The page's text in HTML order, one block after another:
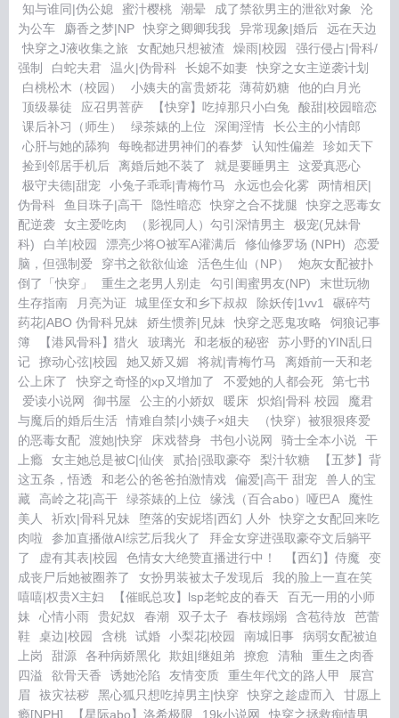
知与谁同|伪公媳
蜜汁樱桃 潮晕 成了禁欲男主的泄欲对象
沦
为公车
麝香之梦|NP 快穿之卿卿我我 异常现象|婚后
远在天边
快穿之J液收集之旅
女配她只想被渣 燥雨|校园
强行侵占|骨科/
强制
白蛇夫君 温火|伪骨科 长媳不如妻
快穿之女主逆袭计划
白桃松木（校园）
小姨夫的富贵娇花 薄荷奶糖
他的白月光
顶级暴徒
应召男菩萨 【快穿】吃掉那只小白兔
酸甜|校园暗恋
课后补习（师生）
绿茶婊的上位 深闺淫情
长公主的小情郎
心肝与她的舔狗
每晚都进男神们的春梦 认知性偏差
珍如天下
捡到邻居手机后
离婚后她不装了 就是要睡男主
这爱真恶心
极守夫德|甜宠
小兔子乖乖|青梅竹马 永远也会化雾
两情相厌|
伪骨科
鱼目珠子|高干 隐性暗恋 快穿之合不拢腿
快穿之恶毒女
配逆袭
女主爱吃肉 （影视同人）勾引深情男主
极宠(兄妹骨
科)
白羊|校园 漂亮少将O被军A灌满后 修仙修罗场 (NPH)
恋爱
脑，但强制爱
穿书之欲欲仙途 活色生仙（NP）
炮灰女配被扑
倒了「快穿」
重生之老男人别走 勾引闺蜜男友(NP)
末世玩物
生存指南
月亮为证 城里侄女和乡下叔叔 除妖传|1vv1
碾碎芍
药花|ABO 伪骨科兄妹
娇生惯养|兄妹 快穿之恶鬼攻略
饲狼记事
簿
【港风骨科】猎火 玻璃光 和老板的秘密
苏小野的YIN乱日
记
撩动心弦|校园 她又娇又媚 将就|青梅竹马
离婚前一天和老
公上床了
快穿之奇怪的xp又增加了 不爱她的人都会死
第七书
爱读小说网
御书屋 公主的小娇奴 暖床 炽焰|骨科 校园
魔君
与魔后的婚后生活
情难自禁|小姨子×姐夫
（快穿）被狠狠疼爱
的恶毒女配
渡她|快穿 床戏替身 书包小说网 骑士全本小说
干
上瘾
女主她总是被C|仙侠 贰拾|强取豪夺 梨汁软糖
【五梦】背
这五条，悟透
和老公的爸爸拍激情戏 偏爱|高干 甜宠
兽人的宝
藏
高岭之花|高干 绿茶婊的上位 缘浅（百合abo）哑巴A
魔性
美人
祈欢|骨科兄妹 堕落的安妮塔|西幻 人外
快穿之女配回来吃
肉啦
参加直播做AI综艺后我火了
拜金女穿进强取豪夺文后躺平
了
虚有其表|校园 色情女大绝赞直播进行中！ 【西幻】侍魔
变
成丧尸后她被圈养了
女扮男装被太子发现后
我的脸上一直在笑
嘻嘻|权贵X主妇
【催眠总攻】lsp老蛇皮的春天
百无一用的小师
妹
心情小雨 贵妃奴 春潮 双子太子 春枝嫋嫋 含苞待放
芭蕾
鞋
桌边|校园 含桃 试婚 小梨花|校园 南城旧事
病弱女配被迫
上岗
甜源 各种病娇黑化 欺姐|继姐弟 撩愈 清釉
重生之肉香
四溢
欲骨天香 诱她沦陷 友情变质 重生年代文的路人甲
展宫
眉
袚灾祛秽 黑心狐只想吃掉男主|快穿 快穿之趁虚而入
甘愿上
瘾[NPH]
【星际abo】洛希极限 19k小说网 快穿之拯救痴情男